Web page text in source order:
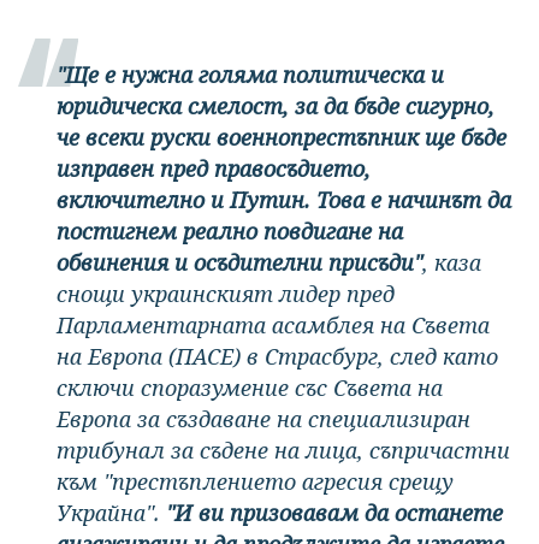
"Ще е нужна голяма политическа и
юридическа смелост, за да бъде сигурно,
че всеки руски военнопрестъпник ще бъде
изправен пред правосъдието,
включително и Путин. Това е начинът да
постигнем реално повдигане на
обвинения и осъдителни присъди", каза
снощи украинският лидер пред
Парламентарната асамблея на Съвета
на Европа (ПАСЕ) в Страсбург, след като
сключи споразумение със Съвета на
Европа за създаване на специализиран
трибунал за съдене на лица, съпричастни
към "престъплението агресия срещу
Украйна". "И ви призовавам да останете